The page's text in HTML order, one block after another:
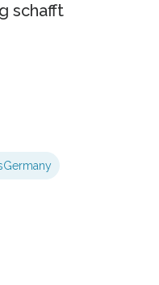
schafft